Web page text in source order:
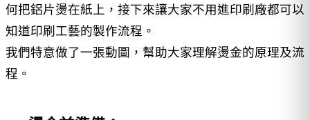
何把鋁片燙在紙上，接下來讓大家不用進印刷廠都可以
知道印刷工藝的製作流程。
我們特意做了一張動圖，幫助大家理解燙金的原理及流
程。